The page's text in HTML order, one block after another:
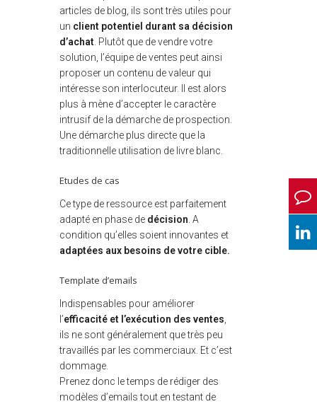
articles de blog, ils sont très utiles pour
un client potentiel durant sa décision
d’achat. Plutôt que de vendre votre
solution, l’équipe de ventes peut ainsi
proposer un contenu de valeur qui
intéresse son interlocuteur. Il est alors
plus à mène d’accepter le caractère
intrusif de la démarche de prospection.
Une démarche plus directe que la
traditionnelle utilisation de livre blanc.
Etudes de cas
Ce type de ressource est parfaitement
adapté en phase de décision. A
condition qu’elles soient innovantes et
adaptées aux besoins de votre cible.
Template d’emails
Indispensables pour améliorer
l’efficacité et l’exécution des ventes,
ils ne sont généralement que très peu
travaillés par les commerciaux. Et c’est
dommage.
Prenez donc le temps de rédiger des
modèles d’emails tout en testant de